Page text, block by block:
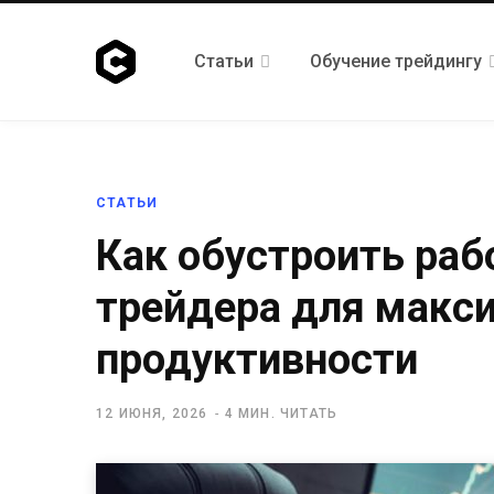
Статьи Обучение трейдингу
СТАТЬИ
Как обустроить
трейдера для
продуктивности
12 ИЮНЯ, 2026 4 МИН. ЧИТАТЬ